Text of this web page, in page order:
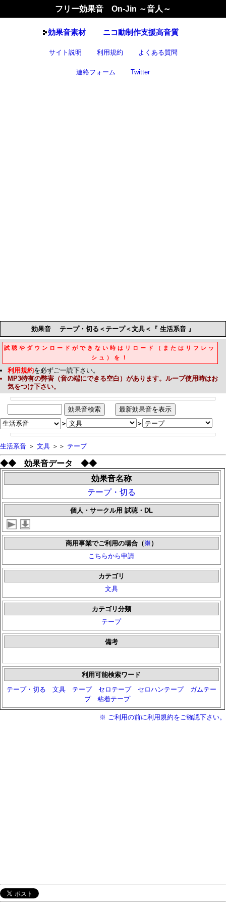
フリー効果音 On-Jin ～音人～
効果音素材 ニコ動制作支援高音質
サイト説明 利用規約 よくある質問
連絡フォーム Twitter
効果音テープ・切る＜テープ＜文具＜『 生活系音 』
試聴やダウンロードができない時はリロード（またはリフレッ
シュ）を！
利用規約を必ずご一読下さい。
MP3特有の弊害（音の端にできる空白）があります。ループ使用時はお
気をつけ下さい。
＞ ＞
生活系音 ＞ 文具 ＞＞ テープ
◆◆ 効果音データ ◆◆
効果音名称
テープ・切る
個人・サークル用 試聴・DL
商用事業でご利用の場合（ ※ ）
こちらから申請
カテゴリ
文具
カテゴリ分類
テープ
備考
利用可能検索ワード
テープ・切る
文具 テープ セロテープ セロハンテープ
ガムテー
プ
粘着テープ
※ ご利用の前に利用規約をご確認下さい。